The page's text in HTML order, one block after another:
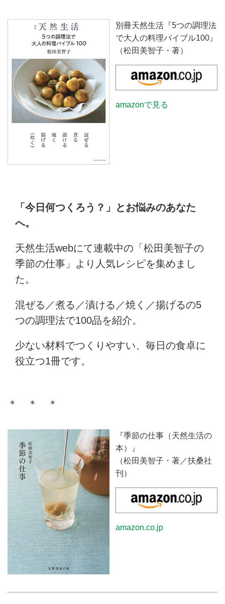
別冊天然生活『5つの調理法
で大人の料理バイブル100』
（松田美智子・著）
amazonで見る
「今日何つくろう？」とお悩みのあなた
へ。
天然生活webにて連載中の「松田美智子の
季節の仕事」より人気レシピを集めまし
た。
混ぜる／煮る／漬ける／焼く／揚げるの5
つの調理法で100品を紹介。
少ない材料でつくりやすい、毎日の食卓に
役立つ1冊です。
＊ ＊ ＊
『季節の仕事（天然生活の
本）』
（松田美智子・著／扶桑社
刊）
amazon.co.jp